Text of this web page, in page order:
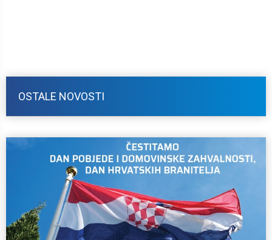
OSTALE NOVOSTI